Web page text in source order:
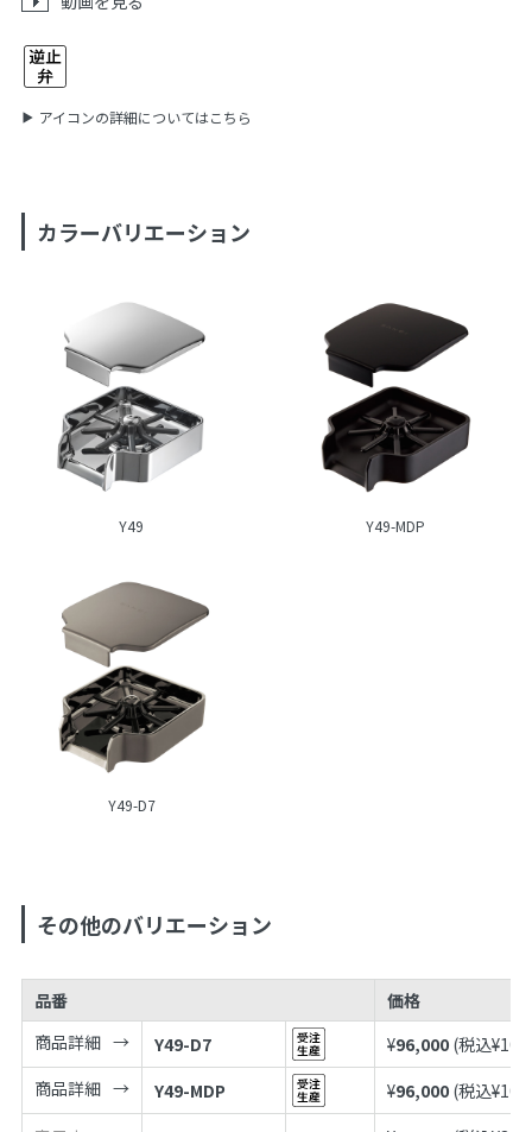
アイコンの詳細についてはこちら
カラーバリエーション
Y49 Y49-MDP
Y49-D7
その他のバリエーション
品番
価格
商品詳細
Y49-D7 ¥96,000 (税込¥
商品詳細
Y49-MDP ¥96,000 (税込¥